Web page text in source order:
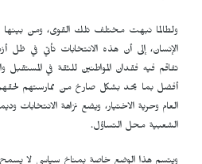
ولطالما نبهت مختلف تلك القوى، ومن بينها
الإنسان، إلى أن هذه الانتخابات تأتي في ظل
تفاقم فيه فقدان المواطنين للثقة في
أفضل بما يحد بشكل صارخ من ممارستهم لحقهم
العام وحرية الاختيار، ويضع نزاهة الانتخابات
الشعبية محل التساؤل.